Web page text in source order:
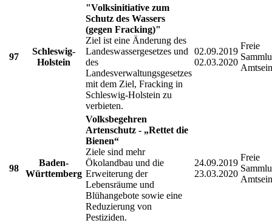
97
Schleswig-
Holstein
"Volksinitiative zum
Schutz des Wassers
(gegen Fracking)"
Ziel ist eine Änderung des
Landeswassergesetzes und
des
Landesverwaltungsgesetzes
mit dem Ziel, Fracking in
Schleswig-Holstein zu
verbieten.
02.09.2019
02.03.2020
Freie
98
Baden-
Württemberg
Volksbegehren
Artenschutz - „Rettet die
Bienen“
Ziele sind mehr
Ökolandbau und die
Erweiterung der
Lebensräume und
Blühangebote sowie eine
Reduzierung von
Pestiziden.
24.09.2019
23.03.2020
Freie